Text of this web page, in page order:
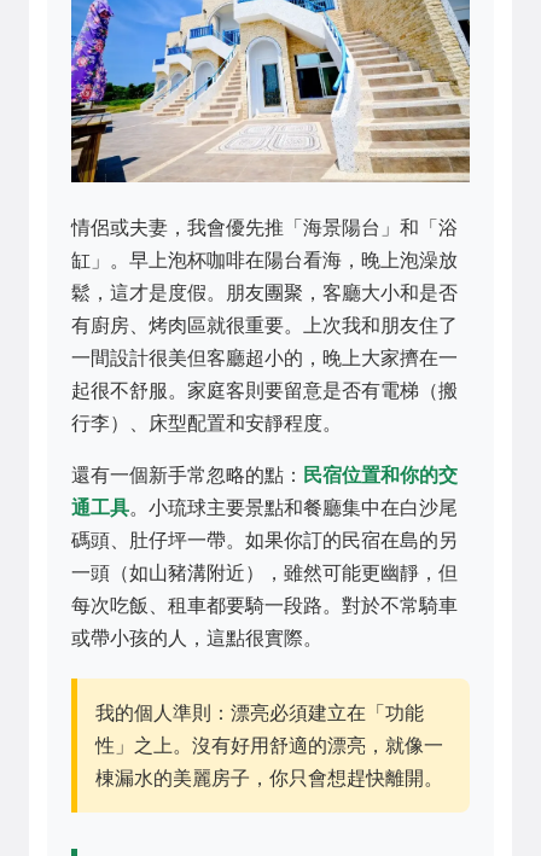
情侶或夫妻，我會優先推「海景陽台」和「浴
缸」。早上泡杯咖啡在陽台看海，晚上泡澡放
鬆，這才是度假。朋友團聚，客廳大小和是否
有廚房、烤肉區就很重要。上次我和朋友住了
一間設計很美但客廳超小的，晚上大家擠在一
起很不舒服。家庭客則要留意是否有電梯（搬
行李）、床型配置和安靜程度。
還有一個新手常忽略的點： 民宿位置和你的交
通工具。小琉球主要景點和餐廳集中在白沙尾
碼頭、肚仔坪一帶。如果你訂的民宿在島的另
一頭（如山豬溝附近），雖然可能更幽靜，但
每次吃飯、租車都要騎一段路。對於不常騎車
或帶小孩的人，這點很實際。
我的個人準則：漂亮必須建立在「功能
性」之上。沒有好用舒適的漂亮，就像一
棟漏水的美麗房子，你只會想趕快離開。